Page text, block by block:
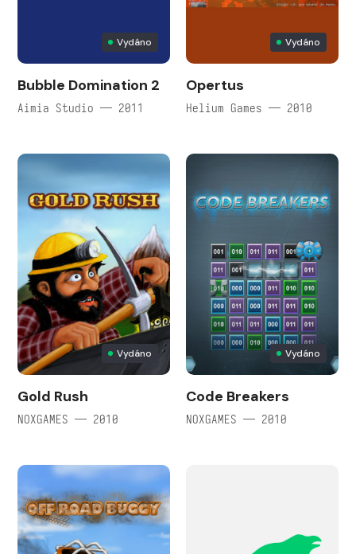
Vydáno
Bubble Domination 2
Aimia Studio — 2011
Vydáno
Opertus
Helium Games — 2010
Vydáno
Gold Rush
NOXGAMES — 2010
Vydáno
Code Breakers
NOXGAMES — 2010